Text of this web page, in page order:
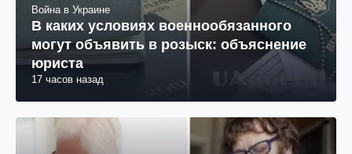
Война в Украине
В каких условиях военнообязанного
могут объявить в розыск: объяснение
юриста
17 часов назад